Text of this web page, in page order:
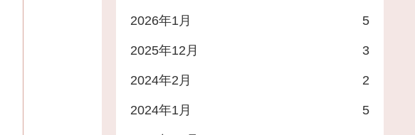
2026年1月 5
2025年12月 3
2024年2月 2
2024年1月 5